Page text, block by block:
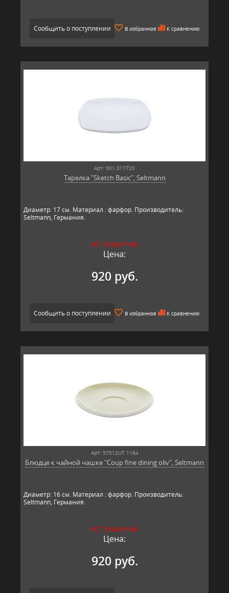
Сообщить о поступлении В избранное К сравнению
Арт: 001.017720
Тарелка "Sketch Basic", Seltmann
Диаметр: 17 см. Материал : фарфор. Производитель:
Seltmann, Германия.​​
НЕТ В НАЛИЧИИ
Цена:
920 руб.
Сообщить о поступлении В избранное К сравнению
Арт: 57012UT 1164
Блюдце к чайной чашке "Coup fine dining oliv", Seltmann
Диаметр: 16 см. Материал : фарфор. Производитель:
Seltmann, Гер​​мания.
НЕТ В НАЛИЧИИ
Цена:
920 руб.